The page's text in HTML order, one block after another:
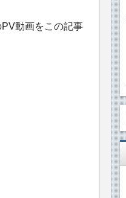
動画をこの記事